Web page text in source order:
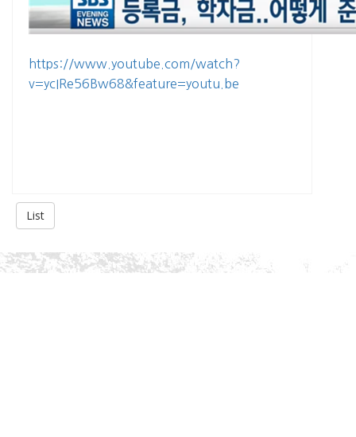
https://www.youtube.com/watch?
v=ycIRe56Bw68&feature=youtu.be
List